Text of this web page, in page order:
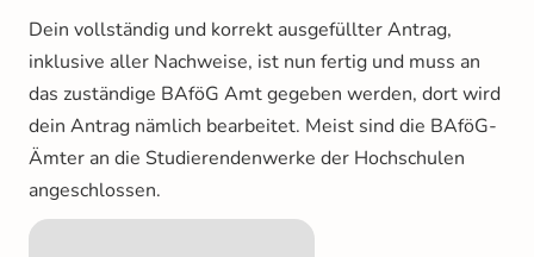
Dein vollständig und korrekt ausgefüllter Antrag,
inklusive aller Nachweise, ist nun fertig und muss an
das zuständige BAföG Amt gegeben werden, dort wird
dein Antrag nämlich bearbeitet. Meist sind die BAföG-
Ämter an die Studierendenwerke der Hochschulen
angeschlossen.